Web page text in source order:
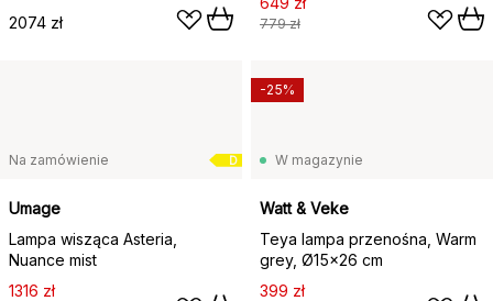
2074 zł
779 zł
D
Na zamówienie
Umage
Lampa wisząca Asteria,
Nuance mist
1316 zł
W magazynie
Watt & Veke
Teya lampa przenośna, Warm
grey, Ø15x26 cm
399 zł
-25%